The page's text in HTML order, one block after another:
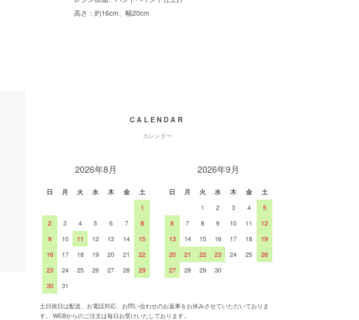
高さ：約16cm、幅20cm
CALENDAR
カレンダー
2026年8月
日 月 火 水 木 金
土
1
2
3 4 5 6 7
8
9
10 11 12 13 14
15
16
17 18 19 20 21
22
23
24 25 26 27 28
29
30
31
2026年9月
日 月 火 水 木 金
土
1
2 3 4
5
6
7 8 9 10 11
12
13
14 15 16 17 18
19
20
21 22 23 24 25
26
27
28 29 30
土日祝日は配送、お電話対応、お問い合わせのお返事をお休みさせていただいておりま
す。 WEBからのご注文は毎日お受けいたしております。